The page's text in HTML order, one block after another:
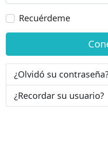
Recuérdeme
¿Olvidó su
¿Recordar su usuario?